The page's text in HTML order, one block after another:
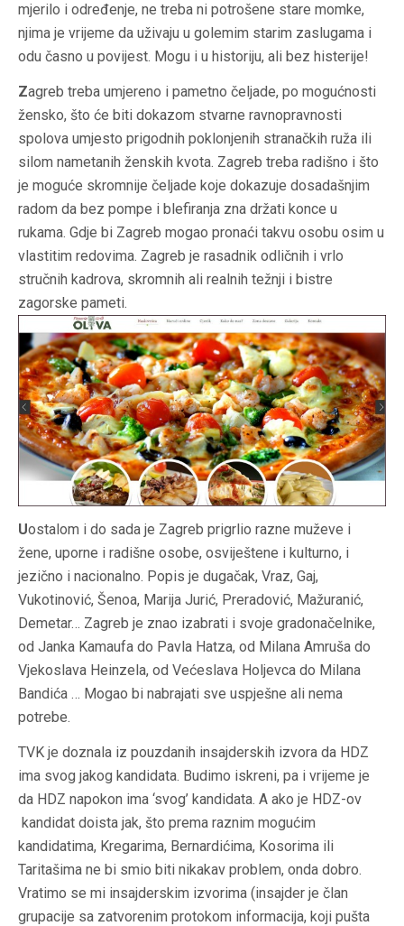
mjerilo i određenje, ne treba ni potrošene stare momke,
njima je vrijeme da uživaju u golemim starim zaslugama i
odu časno u povijest. Mogu i u historiju, ali bez histerije!
Zagreb treba umjereno i pametno čeljade, po mogućnosti
žensko, što će biti dokazom stvarne ravnopravnosti
spolova umjesto prigodnih poklonjenih stranačkih ruža ili
silom nametanih ženskih kvota. Zagreb treba radišno i što
je moguće skromnije čeljade koje dokazuje dosadašnjim
radom da bez pompe i blefiranja zna držati konce u
rukama. Gdje bi Zagreb mogao pronaći takvu osobu osim u
vlastitim redovima. Zagreb je rasadnik odličnih i vrlo
stručnih kadrova, skromnih ali realnih težnji i bistre
zagorske pameti.
Uostalom i do sada je Zagreb prigrlio razne muževe i
žene, uporne i radišne osobe, osviještene i kulturno, i
jezično i nacionalno. Popis je dugačak, Vraz, Gaj,
Vukotinović, Šenoa, Marija Jurić, Preradović, Mažuranić,
Demetar… Zagreb je znao izabrati i svoje gradonačelnike,
od Janka Kamaufa do Pavla Hatza, od Milana Amruša do
Vjekoslava Heinzela, od Većeslava Holjevca do Milana
Bandića … Mogao bi nabrajati sve uspješne ali nema
potrebe.
TVK je doznala iz pouzdanih insajderskih izvora da HDZ
ima svog jakog kandidata. Budimo iskreni, pa i vrijeme je
da HDZ napokon ima ‘svog’ kandidata. A ako je HDZ-ov
kandidat doista jak, što prema raznim mogućim
kandidatima, Kregarima, Bernardićima, Kosorima ili
Taritašima ne bi smio biti nikakav problem, onda dobro.
Vratimo se mi insajderskim izvorima (insajder je član
grupacije sa zatvorenim protokom informacija, koji pušta